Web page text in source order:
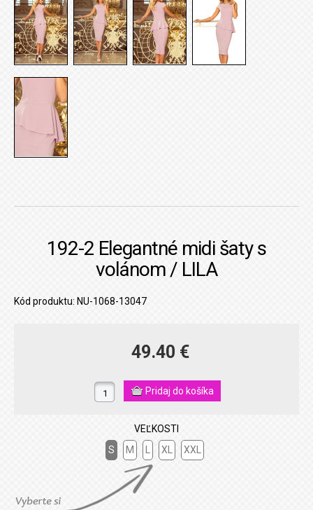
192-2 Elegantné midi šaty s
volánom / LILA
Kód produktu: NU-1068-13047
49.40 €
VEĽKOSTI
S
M XL XXL